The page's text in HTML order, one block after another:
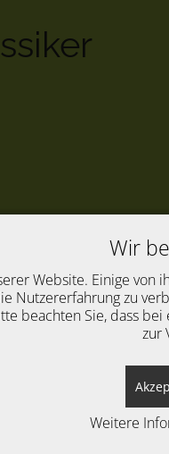
Wir
Website. Einige
Nutzererfahrung zu
beachten Sie, dass
zur
Weitere